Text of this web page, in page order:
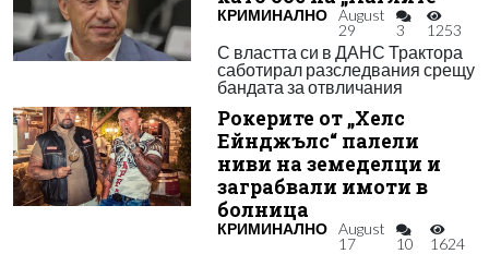
КРИМИНАЛНО
August
29
3 1253
С властта си в ДАНС Трактора
саботирал разследвания срещу
бандата за отвличания
Рокерите от „Хелс
Ейнджълс“ палели
ниви на земеделци и
заграбвали имоти в
болница
КРИМИНАЛНО
August
17
10 1624